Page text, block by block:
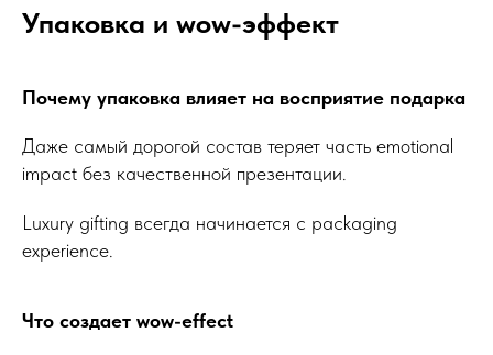
Упаковка и wow-эффект
Почему упаковка влияет на восприятие подарка
Даже самый дорогой состав теряет часть emotional
impact без качественной презентации.
Luxury gifting всегда начинается с packaging
experience.
Что создает wow-effect